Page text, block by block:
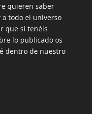
quieren saber
a todo el universo
que si tenéis
lo publicado os
dentro de nuestro